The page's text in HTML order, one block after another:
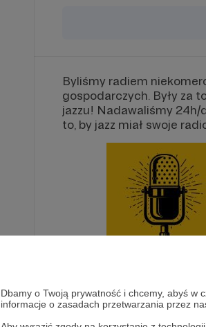
Dbamy o Twoją prywatność i chcemy, abyś w
informacje o zasadach przetwarzania przez
Byliśmy radiem
gospodarczych. Były za
jazzu! Nadawaliśmy
to, by jazz miał swoje
W 2025 roku podjęliśmy